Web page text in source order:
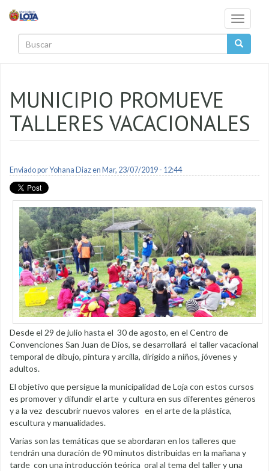
Toggle
MUNICIPIO PROMUEVE
TALLERES VACACIONALES
Enviado porYohana Diazen Mar, 23/07/2019 - 12:44
Desde el 29 de julio hasta el 30 de agosto, en el Centro de
Convenciones San Juan de Dios, se desarrollará el taller vacacional
temporal de dibujo, pintura y arcilla, dirigido a niños, jóvenes y
adultos.
El objetivo que persigue la municipalidad de Loja con estos cursos
es promover y difundir el arte y cultura en sus diferentes géneros
y a la vez descubrir nuevos valores en el arte de la plástica,
escultura y manualidades.
Varias son las temáticas que se abordaran en los talleres que
tendrán una duración de 90 minutos distribuidas en la mañana y
tarde con una introducción teórica oral al tema del taller y una